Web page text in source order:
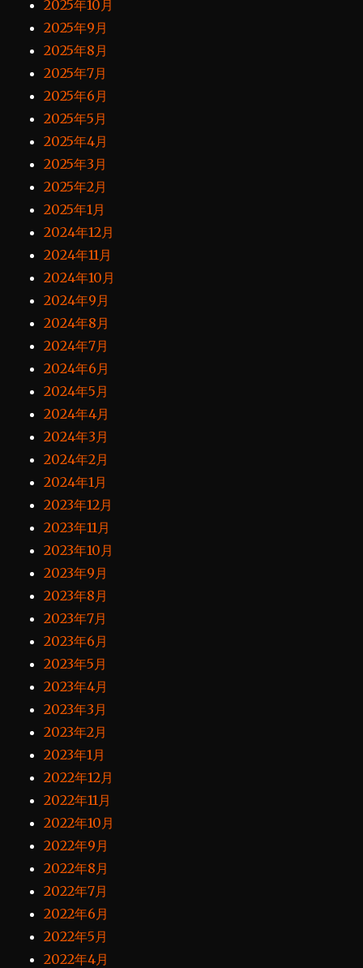
2025年10月
2025年9月
2025年8月
2025年7月
2025年6月
2025年5月
2025年4月
2025年3月
2025年2月
2025年1月
2024年12月
2024年11月
2024年10月
2024年9月
2024年8月
2024年7月
2024年6月
2024年5月
2024年4月
2024年3月
2024年2月
2024年1月
2023年12月
2023年11月
2023年10月
2023年9月
2023年8月
2023年7月
2023年6月
2023年5月
2023年4月
2023年3月
2023年2月
2023年1月
2022年12月
2022年11月
2022年10月
2022年9月
2022年8月
2022年7月
2022年6月
2022年5月
2022年4月